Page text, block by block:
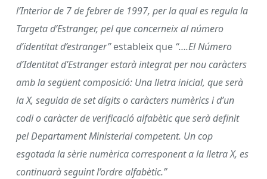
l’Interior de 7 de febrer de 1997, per la qual es regula la
Targeta d’Estranger, pel que concerneix al número
d’identitat d’estranger”estableix que “….El Número
d’Identitat d’Estranger estarà integrat per nou caràcters
amb la següent composició: Una lletra inicial, que serà
la X, seguida de set dígits o caràcters numèrics i d’un
codi o caràcter de verificació alfabètic que serà definit
pel Departament Ministerial competent. Un cop
esgotada la sèrie numèrica corresponent a la lletra X, es
continuarà seguint l’ordre alfabètic.”